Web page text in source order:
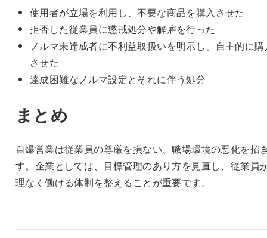
使用者が立場を利用し、不要な商品を購入させた
拒否した従業員に懲戒処分や解雇を行った
ノルマ未達成者に不利益取扱いを明示し、自主的に購
させた
達成困難なノルマ設定とそれに伴う処分
まとめ
自爆営業は従業員の尊厳を損ない、職場環境の悪化を招
す。企業としては、目標管理のあり方を見直し、従業員
理なく働ける体制を整えることが重要です。